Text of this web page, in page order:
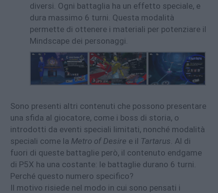
diversi. Ogni battaglia ha un effetto speciale, e
dura massimo 6 turni. Questa modalità
permette di ottenere i materiali per potenziare il
Mindscape dei personaggi.
Sono presenti altri contenuti che possono presentare
una sfida al giocatore, come i boss di storia, o
introdotti da eventi speciali limitati, nonché modalità
speciali come la Metro of Desire e il Tartarus . Al di
fuori di queste battaglie però, il contenuto endgame
di P5X ha una costante: le battaglie durano 6 turni.
Perché questo numero specifico?
Il motivo risiede nel modo in cui sono pensati i